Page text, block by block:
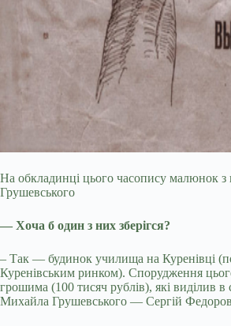
На обкладинці цього часопису малюнок
Грушевського
— Хоча б один з них зберігся?
– Так — будинок училища на Куренівці
Куренівським ринком). Спорудження
грошима (100 тисяч рублів), які виділив в
Михайла Грушевського — Сергій